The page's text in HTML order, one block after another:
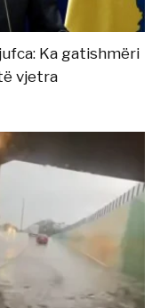
Ka gatishmëri
vjetra